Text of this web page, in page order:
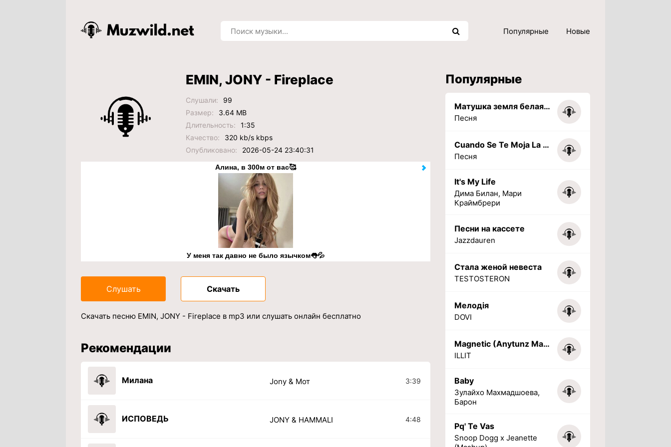
Популярные Новые
EMIN, JONY - Fireplace
Слушали:
99
Размер:
3.64 MB
Длительность:
1:35
Качество:
320 kb/s kbps
Опубликовано:
2026-05-24 23:40:31
Алина, в 300м от вас🥰
У меня так давно не было язычком👅💦
Слушать Скачать
Скачать песню EMIN, JONY - Fireplace в mp3 или слушать онлайн бесплатно
Рекомендации
Милана Jony & Мот 3:39
ИСПОВЕДЬ JONY & HAMMALI 4:48
Популярные
Матушка земля белая березонька
Песня
Cuando Se Te Moja La Tarea (PHONK) (Slowed + Reverbed)
Песня
It's My Life
Дима Билан, Мари
Краймбрери
Песни на кассете
Jazzdauren
Стала женой невеста
TESTOSTERON
Мелодія
DOVI
Magnetic (Anytunz Marimba Ringtone)
ILLIT
Baby
Зулайхо Махмадшоева,
Барон
Pq' Te Vas
Snoop Dogg x Jeanette